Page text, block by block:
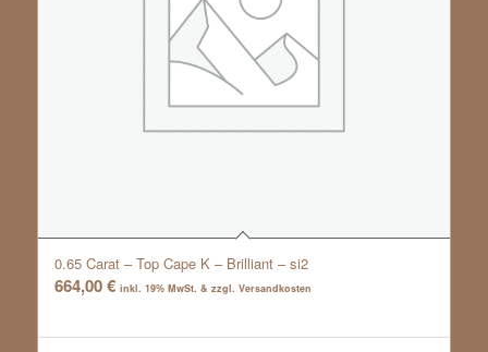
0.65 Carat – Top Cape K – Brilliant – si2
664,00€ inkl. 19% MwSt. & zzgl. Versandkosten